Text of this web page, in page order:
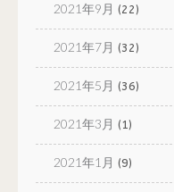
2021年9月 (22)
2021年7月 (32)
2021年5月 (36)
2021年3月 (1)
2021年1月 (9)